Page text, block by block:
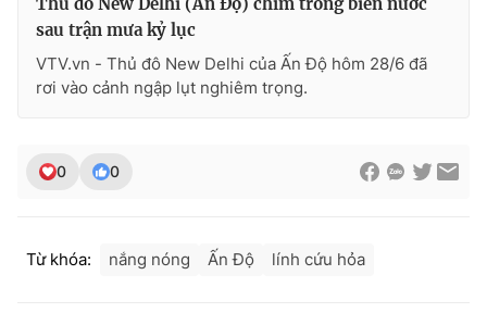
sau trận mưa kỷ lục
VTV.vn - Thủ đô New Delhi của Ấn Độ hôm 28/6 đã
rơi vào cảnh ngập lụt nghiêm trọng.
0 0
Từ khóa: nắng nóng Ấn Độ lính cứu hỏa